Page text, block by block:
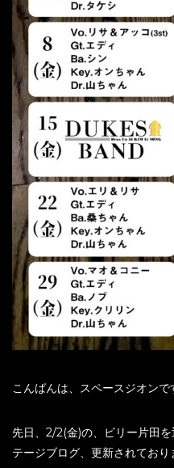
こんばんは、スペースジオンで
先日、2/2(金)の、ビリー片田
テージブログ、更新されてお